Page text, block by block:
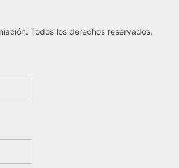
Todos los derechos reservados.